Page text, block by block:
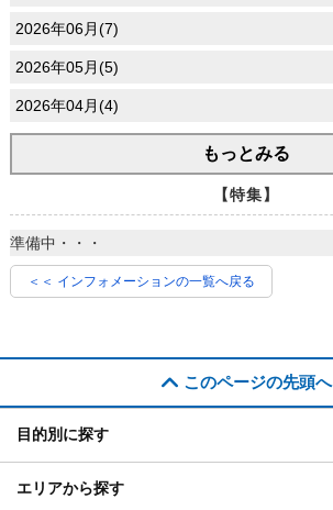
2026年06月(7)
2026年05月(5)
2026年04月(4)
もっとみる
【特集】
準備中・・・
＜＜ インフォメーションの一覧へ戻る
このページの先頭へ
目的別に探す
エリアから探す